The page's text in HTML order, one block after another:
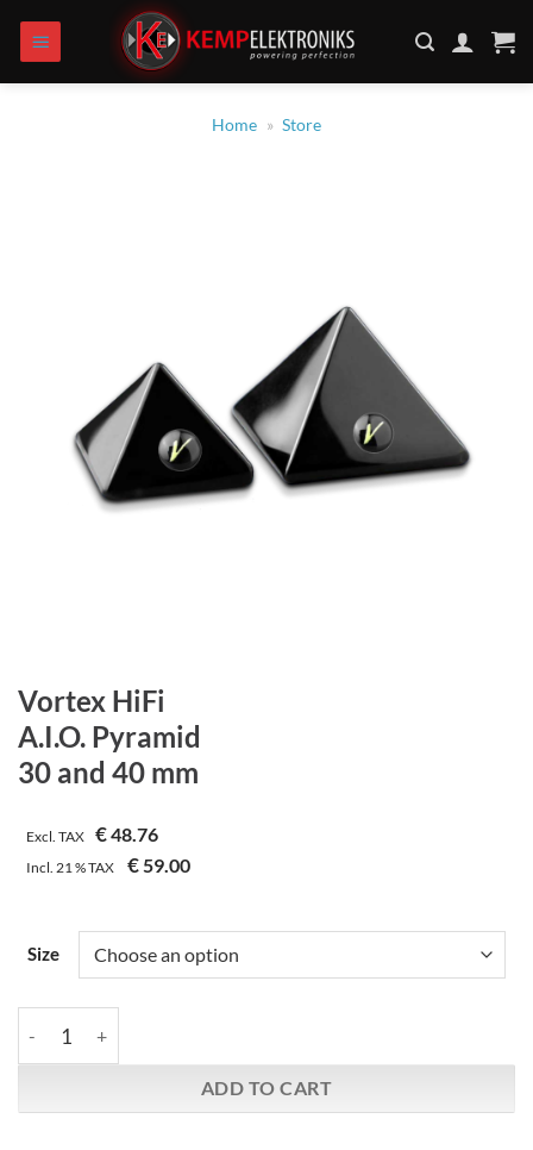
content
Home » Store
Vortex HiFi
A.I.O. Pyramid
30 and 40 mm
Excl. TAX €48.76
Incl.21 %TAX €59.00
Size
ADD TO CART